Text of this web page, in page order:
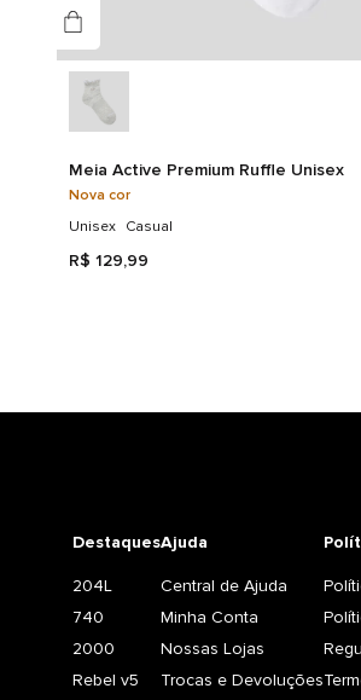
Meia Active Premium Ruffle Unisex
Nova cor
Unisex Casual
R$ 129,99
Destaques
204L
740
2000
Rebel v5
Ajuda
Central de Ajuda
Minha Conta
Nossas Lojas
Trocas e Devoluções